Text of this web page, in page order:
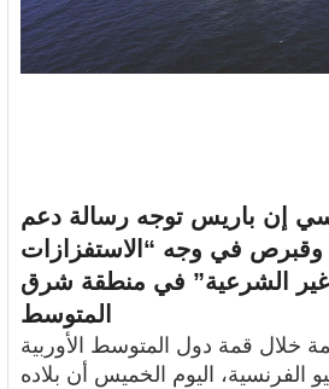
إن باريس توجه رسالة دعم
وقبرص في وجه “الاستفزازات
غير الشرعية” في منطقة شرق
المتوسط
خلال قمة دول المتوسط الأوربية
الفرنسية، اليوم الخميس أن بلاده